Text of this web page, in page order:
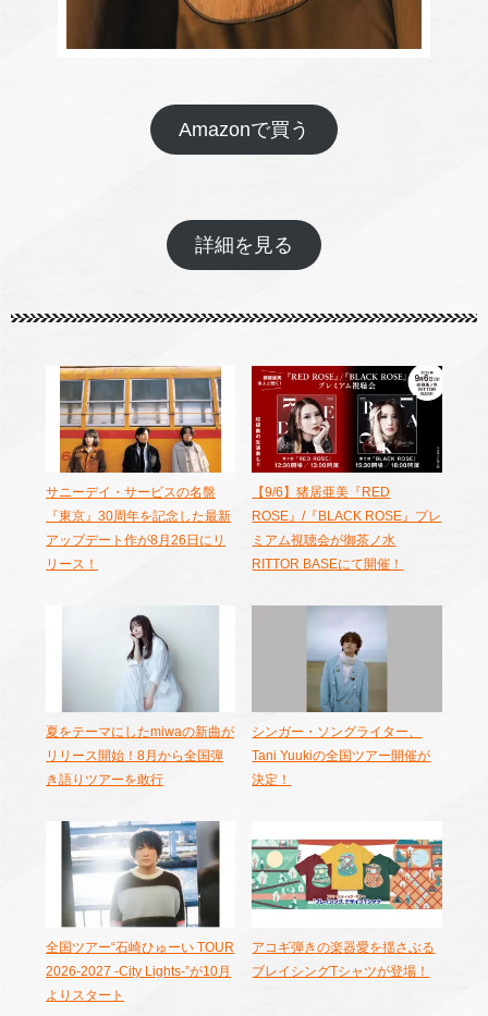
Amazonで買う
詳細を見る
サニーデイ・サービスの名盤
『東京』30周年を記念した最新
アップデート作が8月26日にリ
リース！
【9/6】猪居亜美『RED
ROSE』/『BLACK ROSE』プレ
ミアム視聴会が御茶ノ水
RITTOR BASEにて開催！
夏をテーマにしたmiwaの新曲が
リリース開始！8月から全国弾
き語りツアーを敢行
シンガー・ソングライター、
Tani Yuukiの全国ツアー開催が
決定！
全国ツアー“石崎ひゅーい TOUR
2026-2027 -City Lights-”が10月
よりスタート
アコギ弾きの楽器愛を揺さぶる
ブレイシングTシャツが登場！